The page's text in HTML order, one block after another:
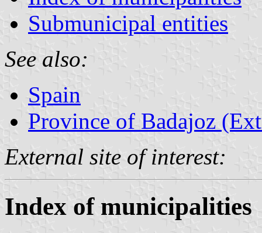
Submunicipal entities
See also:
Spain
Province of Badajoz
External site of interest:
Index of municipalities